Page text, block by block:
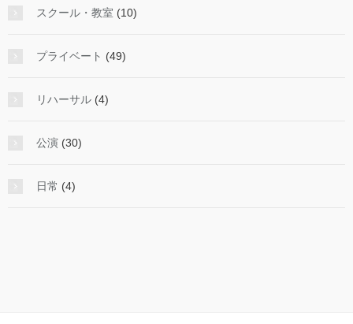
スクール・教室 (10)
プライベート (49)
リハーサル (4)
公演 (30)
日常 (4)